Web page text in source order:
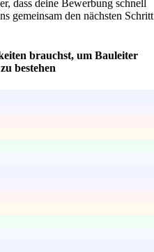
dass deine Bewerbung schnell
gemeinsam den nächsten Schritt
brauchst, um Bauleiter
bestehen